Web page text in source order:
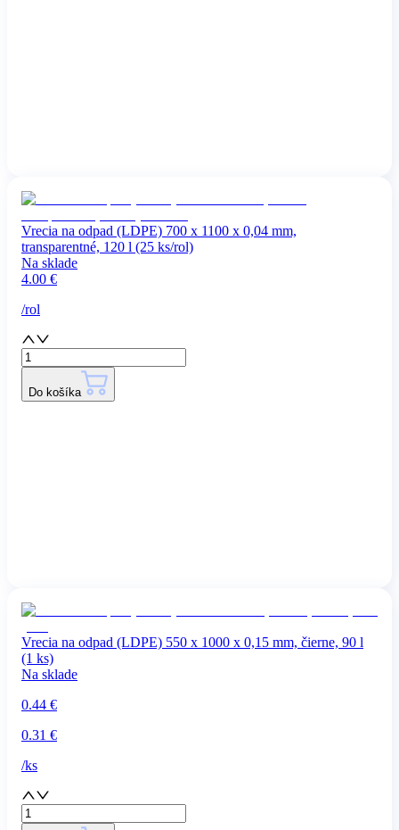
Vrecia na odpad (LDPE) 700 x 1100 x 0,04 mm,
transparentné, 120 l (25 ks/rol)
Na sklade
4.00 €
/rol
Do košíka
Vrecia na odpad (LDPE) 550 x 1000 x 0,15 mm, čierne, 90 l
(1 ks)
Na sklade
0.44 €
0.31 €
/ks